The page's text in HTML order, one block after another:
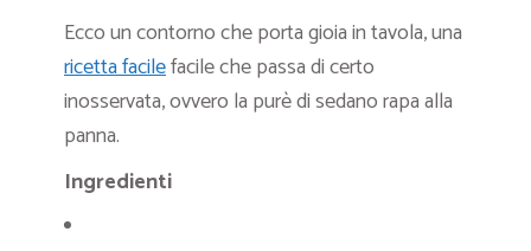
Ecco un contorno che porta gioia in tavola, una
ricetta facilefacile che passa di certo
inosservata, ovvero la purè di sedano rapa alla
panna.
Ingredienti